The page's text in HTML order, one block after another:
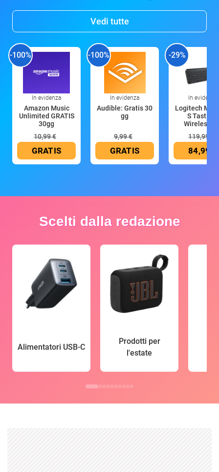
Vedi tutte
-100%
In evidenza
Amazon Music
Unlimited GRATIS
30gg
10,99 €
GRATIS
-100%
In evidenza
Audible: Gratis 30
gg
9,99 €
GRATIS
-29%
In evidenza
Logitech MX
S Tastiera
Wireless
119,99 €
84,99 €
Scelti dalla redazione
Alimentatori USB-C
Prodotti per
l'estate